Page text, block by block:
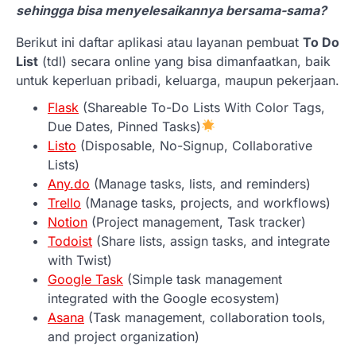
sehingga bisa menyelesaikannya bersama-sama?
Berikut ini daftar aplikasi atau layanan pembuat To Do
List (tdl) secara online yang bisa dimanfaatkan, baik
untuk keperluan pribadi, keluarga, maupun pekerjaan.
Flask (Shareable To-Do Lists With Color Tags,
Due Dates, Pinned Tasks)
Listo (Disposable, No-Signup, Collaborative
Lists)
Any.do (Manage tasks, lists, and reminders)
Trello (Manage tasks, projects, and workflows)
Notion (Project management, Task tracker)
Todoist (Share lists, assign tasks, and integrate
with Twist)
Google Task (Simple task management
integrated with the Google ecosystem)
Asana (Task management, collaboration tools,
and project organization)